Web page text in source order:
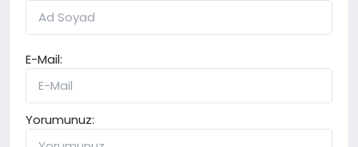
E-Mail:
Yorumunuz: